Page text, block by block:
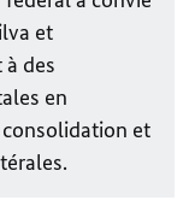
et
des
en
et